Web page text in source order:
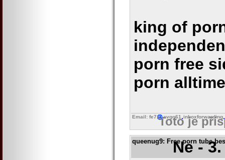
king of
porn free
porn
Email: fe7 avgo61 inboxforwarding
Toto je
queenug9: Free porn tube
Ne -